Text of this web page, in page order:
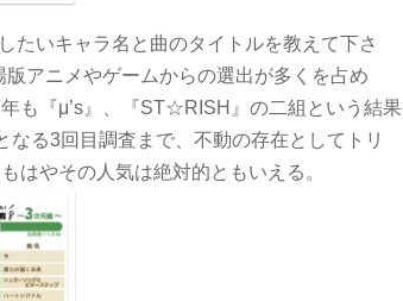
たいキャラ名と曲のタイトルを教えて下さ
アニメやゲームからの選出が多くを占め
も『μ’s』、『ST☆RISH』の二組という結果
る3回目調査まで、不動の存在としてトリ
はやその人気は絶対的ともいえる。